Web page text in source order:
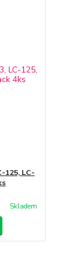
125, LC-
Skladem